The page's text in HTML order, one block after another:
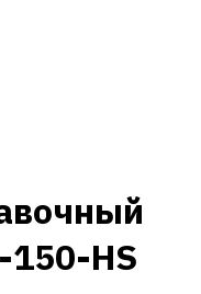
150-HS